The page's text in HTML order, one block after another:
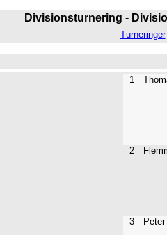
Divisionsturnering -
Turneringer
1
2
3